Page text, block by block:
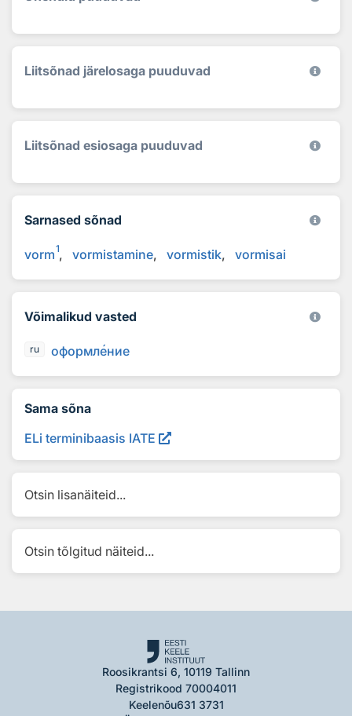
Liitsõnad järelosaga puuduvad
Liitsõnad esiosaga puuduvad
Sarnased sõnad
vorm1 vormistamine vormistik vormisai
Võimalikud vasted
ru оформление
Sama sõna
ELi terminibaasis IATE
Otsin lisanäiteid...
Otsin tõlgitud näiteid...
Roosikrantsi 6, 10119 Tallinn
Registrikood 70004011
Keelenõu631 3731